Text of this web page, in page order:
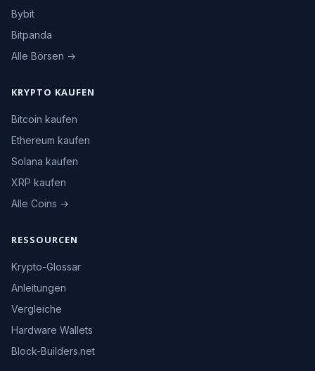
Bybit
Bitpanda
Alle Börsen →
KRYPTO KAUFEN
Bitcoin kaufen
Ethereum kaufen
Solana kaufen
XRP kaufen
Alle Coins →
RESSOURCEN
Krypto-Glossar
Anleitungen
Vergleiche
Hardware Wallets
Block-Builders.net